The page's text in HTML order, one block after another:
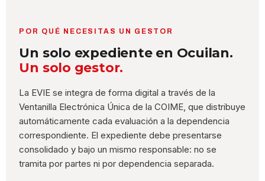
POR QUÉ NECESITAS UN GESTOR
Un solo expediente en Ocuilan.
Un solo gestor.
La EVIE se integra de forma digital a través de la
Ventanilla Electrónica Única de la COIME, que distribuye
automáticamente cada evaluación a la dependencia
correspondiente. El expediente debe presentarse
consolidado y bajo un mismo responsable: no se
tramita por partes ni por dependencia separada.